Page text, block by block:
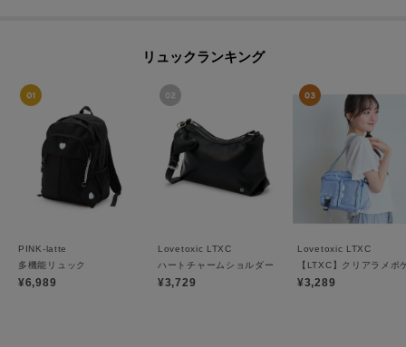
リュックランキング
PINK-latte
多機能リュック
¥6,989
Lovetoxic LTXC
ハートチャームショルダー
¥3,729
Lovetoxic LTXC
【LTXC】クリアラメポ
¥3,289